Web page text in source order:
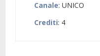
Canale: UNICO
Crediti: 4